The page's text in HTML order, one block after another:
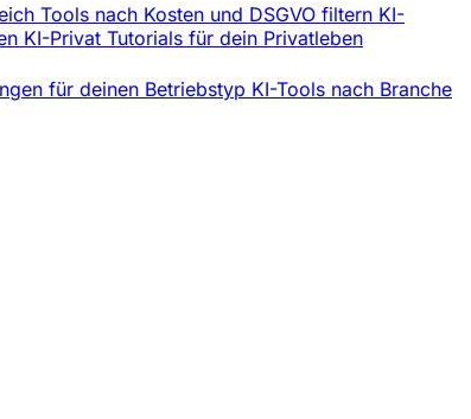
Tools nach Kosten und DSGVO filtern KI-
KI-Privat Tutorials für dein Privatleben
für deinen Betriebstyp KI-Tools nach Branche